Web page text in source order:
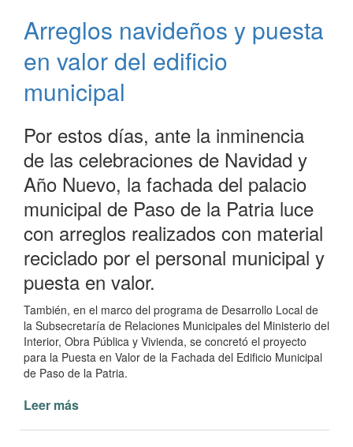
2019
Arreglos navideños y puesta
en valor del edificio
municipal
Por estos días, ante la inminencia
de las celebraciones de Navidad y
Año Nuevo, la fachada del palacio
municipal de Paso de la Patria luce
con arreglos realizados con material
reciclado por el personal municipal y
puesta en valor.
También, en el marco del programa de Desarrollo Local de
la Subsecretaría de Relaciones Municipales del Ministerio del
Interior, Obra Pública y Vivienda, se concretó el proyecto
para la Puesta en Valor de la Fachada del Edificio Municipal
de Paso de la Patria.
Leer más